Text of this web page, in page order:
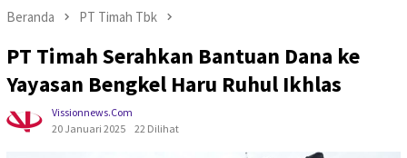
Beranda PT Timah Tbk
PT Timah Serahkan Bantuan Dana ke
Yayasan Bengkel Haru Ruhul Ikhlas
Vissionnews.com
20 Januari 2025
22 Dilihat